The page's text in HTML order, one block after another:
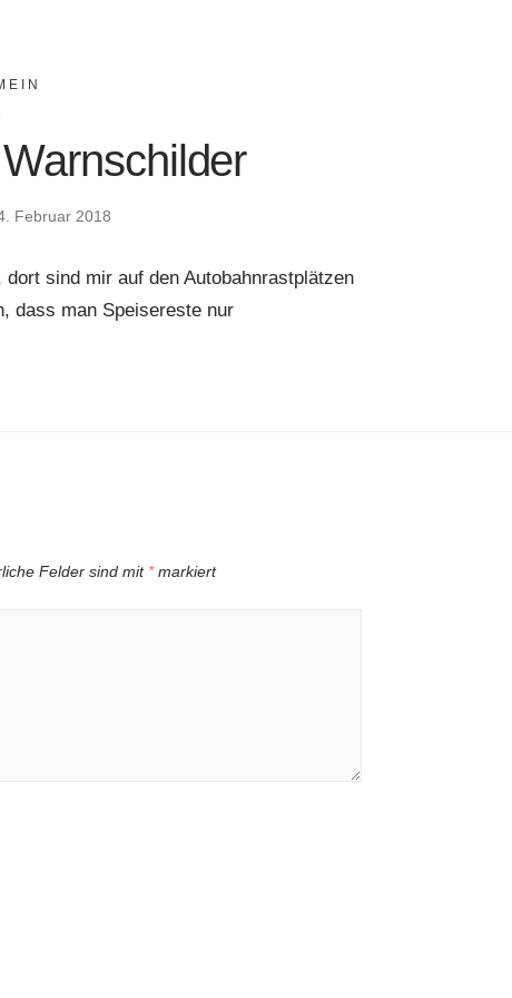
Februar 2018
sind mir auf den Autobahnrastplätzen
dass man Speisereste nur
Felder sind mit *markiert